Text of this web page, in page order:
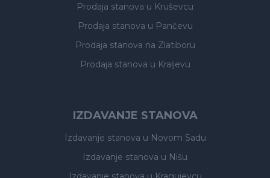
Prodaja stanova u Kruševcu
Prodaja stanova u Pančevu
Prodaja stanova na Zlatiboru
Prodaja stanova u Kraljevu
IZDAVANJE STANOVA
Izdavanje stanova u Novom Sadu
Izdavanje stanova u Nišu